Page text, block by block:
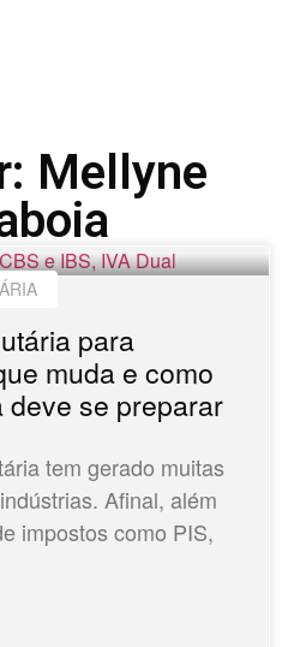
Mellyne
para
muda e como
deve se preparar
tem gerado muitas
Afinal, além
impostos como PIS,